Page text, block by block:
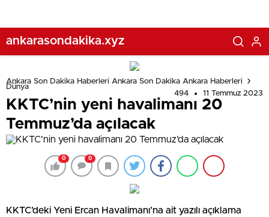
ankarasondakika.xyz
Ankara Son Dakika Haberleri Ankara Son Dakika Ankara Haberleri
Dünya
494
11 Temmuz 2023
KKTC’nin yeni havalimanı 20
Temmuz’da açılacak
0 0
KKTC’deki Yeni Ercan Havalimanı’na ait yazılı açıklama